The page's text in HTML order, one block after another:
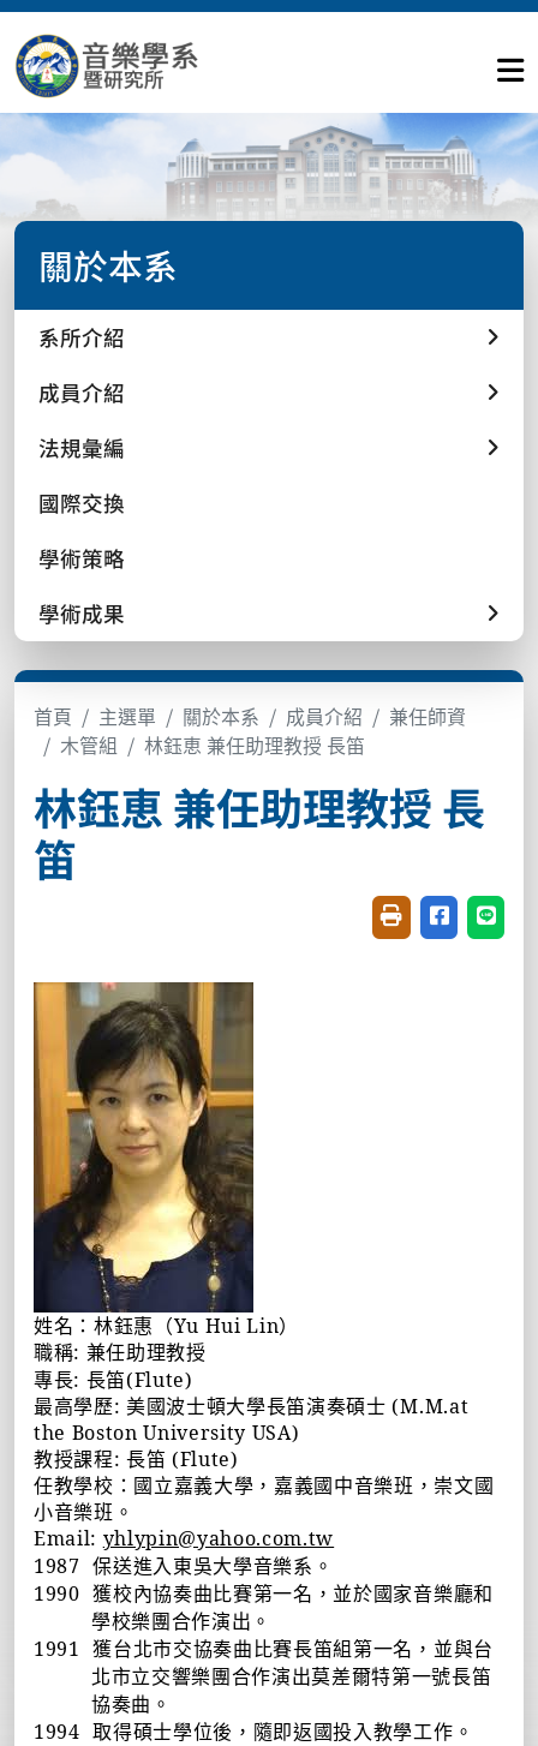
關於本系
系所介紹
成員介紹
法規彙編
國際交換
學術策略
學術成果
首頁 主選單 關於本系 成員介紹
兼任師資
木管組
林鈺恵 兼任助理教授 長笛
林鈺恵 兼任助理教授 長
笛
友善列印(開新視
分享至臉書
分享
姓名：林鈺惠（Yu Hui Lin）
職稱: 兼任助理教授
專長: 長笛(Flute)
最高學歷:美國波士頓大學長笛演奏碩士 (M.M.at
the Boston University USA)
教授課程:長笛 (Flute)
任教學校：國立嘉義大學，嘉義國中音樂班，崇文國
小音樂班。
Email: yhlypin@yahoo.com.tw
1987 保送進入東吳大學音樂系。
1990 獲校內協奏曲比賽第一名，並於國家音樂廳和
學校樂團合作演出。
1991 獲台北市交協奏曲比賽長笛組第一名，並與台
北市立交響樂團合作演出莫差爾特第一號長笛
協奏曲。
1994 取得碩士學位後，隨即返國投入教學工作。